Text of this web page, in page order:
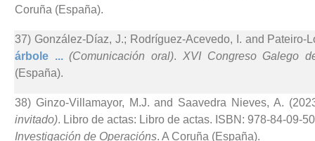
Coruña (España).
37) González-Díaz, J.; Rodríguez-Acevedo, I. and Pateiro-
árbole ...(Comunicación oral). XVI Congreso Galego
(España).
38) Ginzo-Villamayor, M.J. and Saavedra Nieves, A.
invitado). Libro de actas: Libro de actas. ISBN: 978-84-09-
Investigación de Operacións. A Coruña (España).